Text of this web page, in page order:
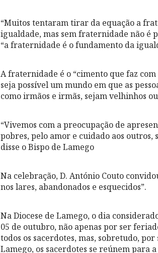
“Muitos tentaram tirar da equação a
igualdade, mas sem fraternidade não é
“a fraternidade é o fundamento da
A fraternidade é o “cimento que faz
seja possível um mundo em que as
como irmãos e irmãs, sejam velhinhos
“Vivemos com a preocupação de
pobres, pelo amor e cuidado aos outros,
disse o Bispo de Lamego
Na celebração, D. António Couto
nos lares, abandonados e esquecidos”.
Na Diocese de Lamego, o dia
05 de outubro, não apenas por ser
todos os sacerdotes, mas, sobretudo,
Lamego, os sacerdotes se reúnem para